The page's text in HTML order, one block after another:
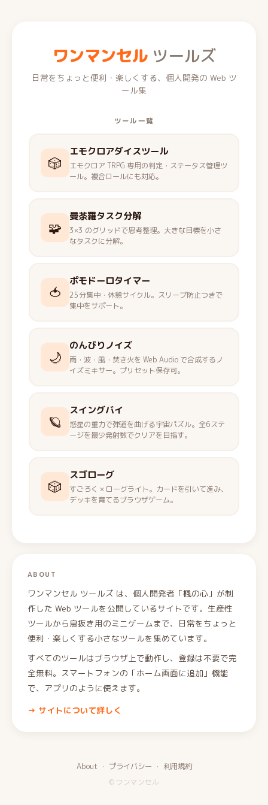
ワンマンセルツールズ
日常をちょっと便利・楽しくする、個人開発の Web ツ
ール集
ツール一覧
🎲
エモクロアダイスツール
エモクロア TRPG 専用の判定・ステータス管理ツ
ール。複合ロールにも対応。
🧩
曼荼羅タスク分解
3×3 のグリッドで思考整理。大きな目標を小さ
なタスクに分解。
🍅
ポモドーロタイマー
25分集中・休憩サイクル。スリープ防止つきで
集中をサポート。
🌙
のんびりノイズ
雨・波・風・焚き火を Web Audio で合成するノ
イズミキサー。プリセット保存可。
🪐
スイングバイ
惑星の重力で弾道を曲げる宇宙パズル。全6ステ
ージを最少発射数でクリアを目指す。
🎲
スゴローグ
すごろく × ローグライト。カードを引いて進み、
デッキを育てるブラウザゲーム。
ABOUT
ワンマンセル ツールズ は、個人開発者「楓の心」が制
作した Web ツールを公開しているサイトです。生産性
ツールから息抜き用のミニゲームまで、日常をちょっと
便利・楽しくする小さなツールを集めています。
すべてのツールはブラウザ上で動作し、登録は不要で完
全無料。スマートフォンの「ホーム画面に追加」機能
で、アプリのように使えます。
→ サイトについて詳しく
About · プライバシー · 利用規約
© ワンマンセル